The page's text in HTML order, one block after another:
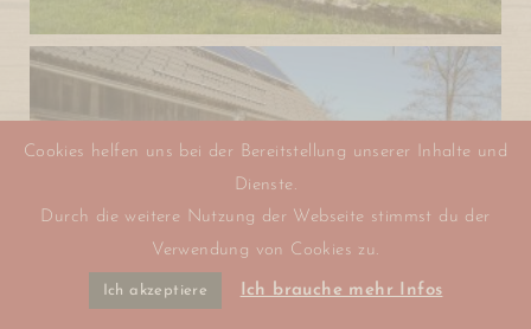
Cookies helfen uns bei der Bereitstellung unserer Inhalte und
Dienste.
Durch die weitere Nutzung der Webseite stimmst du der
Verwendung von Cookies zu.
Ich akzeptiere Ich brauche mehr Infos